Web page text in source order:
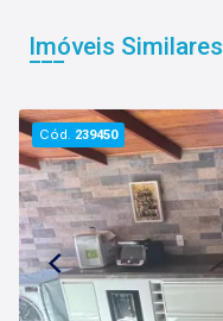
Imóveis Similares
Cód. 239450